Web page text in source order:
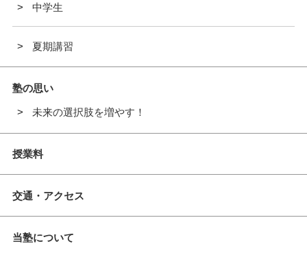
中学生
夏期講習
塾の思い
未来の選択肢を増やす！
授業料
交通・アクセス
当塾について